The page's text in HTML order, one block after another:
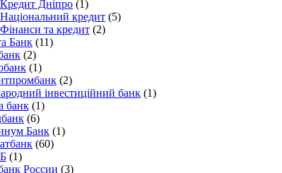
Дніпро (1)
кредит (5)
та кредит (2)
Банк (11)
(2)
(1)
(2)
інвестиційний банк (1)
банк (1)
(6)
Банк (1)
(60)
(1)
России (3)